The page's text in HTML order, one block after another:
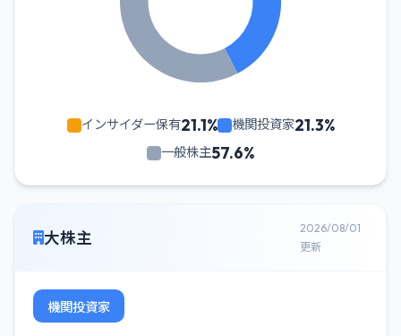
インサイダー保有21.1% 機関投資家21.3%
一般株主57.6%
大株主
2026/08/01
更新
機関投資家